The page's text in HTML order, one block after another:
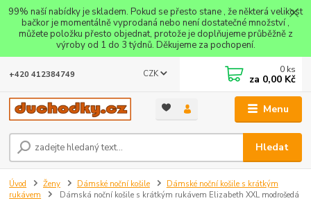
99% naší nabídky je skladem. Pokud se přesto stane , že některá velikost
bačkor je momentálně vyprodaná nebo není dostatečné množství ,
můžete položku přesto objednat, protože je doplňujeme průběžně z
výroby od 1 do 3 týdnů. Děkujeme za pochopení.
Menu
CZK
Hledat
+420 412384749 0 ks
za 0,00 Kč
Úvod Ženy Dámské noční košile
Dámské noční košile s krátkým
rukávem
Dámská noční košile s krátkým rukávem Elizabeth XXL modrošedá